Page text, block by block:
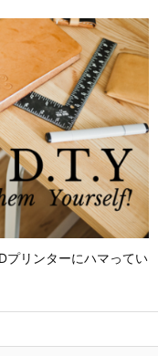
プリンターにハマってい